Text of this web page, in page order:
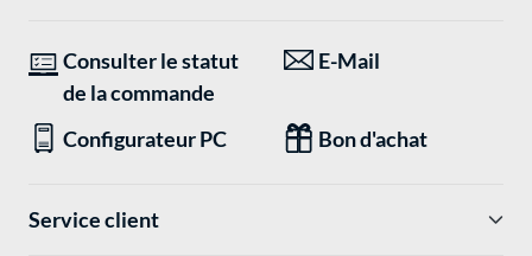
Consulter le statut
de la commande
E-Mail
Configurateur PC Bon d'achat
Service client